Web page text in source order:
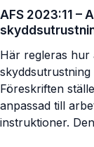
AFS 2023:11 –
Här regleras hur
Föreskriften
anpassad till
instruktioner.